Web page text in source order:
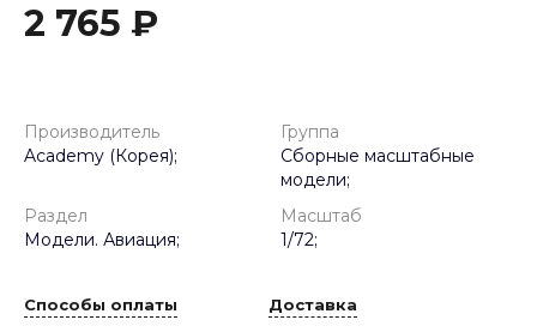
2 765 ₽
Производитель
Academy (Корея);
Группа
Сборные масштабные
модели;
Раздел
Модели. Авиация;
Масштаб
1/72;
Способы оплаты Доставка